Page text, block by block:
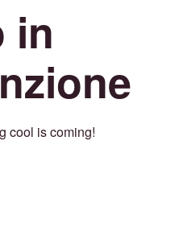
in
cool is coming!